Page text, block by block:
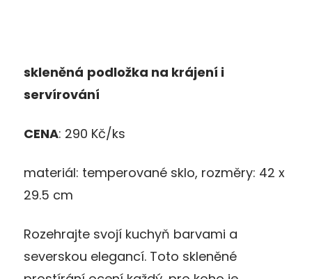
skleněná podložka na krájení i
servírování
CENA: 290 Kč/ks
materiál: temperované sklo, rozměry: 42 x
29.5 cm
Rozehrajte svojí kuchyň barvami a
severskou elegancí. Toto skleněné